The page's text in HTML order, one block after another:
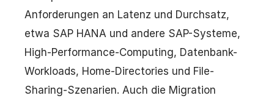
Anforderungen an Latenz und Durchsatz,
etwa SAP HANA und andere SAP-Systeme,
High-Performance-Computing, Datenbank-
Workloads, Home-Directories und File-
Sharing-Szenarien. Auch die Migration